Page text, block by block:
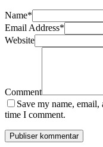
Name*
Email Address*
Website
Comment
Save my name,
time I comment.